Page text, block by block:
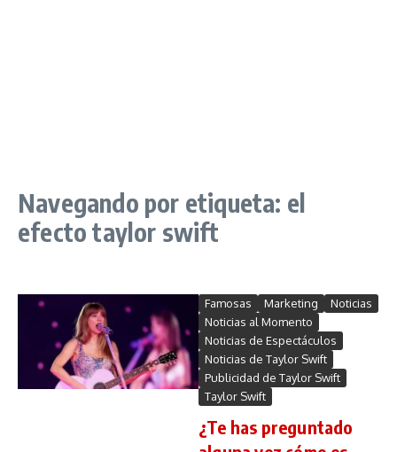
Navegando por etiqueta: el
efecto taylor swift
Famosas Marketing
Noticias
Noticias al Momento
Noticias de Espectáculos
Noticias de Taylor Swift
Publicidad de Taylor Swift
Taylor Swift
¿Te has preguntado